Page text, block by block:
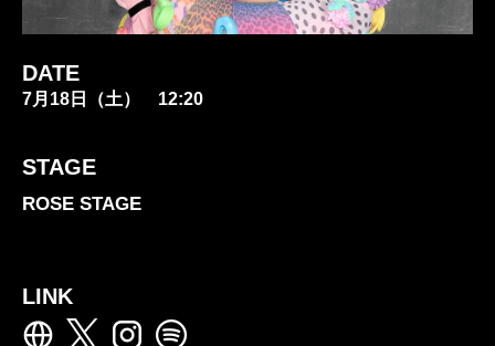
DATE
7月18日（土） 12:20
STAGE
ROSE STAGE
LINK